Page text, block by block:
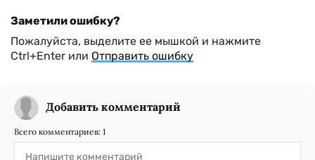
Заметили ошибку?
Пожалуйста, выделите ее мышкой и нажмите
Ctrl+Enter или Отправить ошибку
Добавить комментарий
Всего комментариев: 1